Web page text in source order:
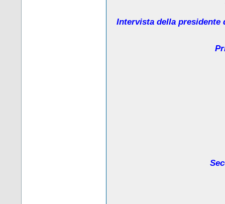
Intervista della presidente